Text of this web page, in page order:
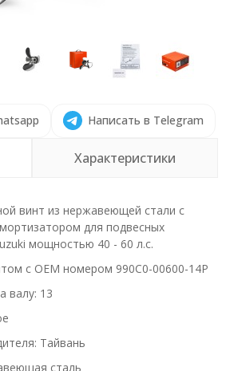
Написать в Telegram
Характеристики
винт из нержавеющей стали с
для подвесных
мощностью 40 - 60 л.с.
с OEM номером 990C0-00600-14P
валу: 13
Тайвань
сталь